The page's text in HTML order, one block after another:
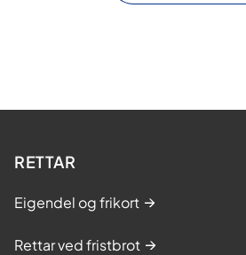
RETTAR
Eigendel og frikort
Rettar ved fristbrot